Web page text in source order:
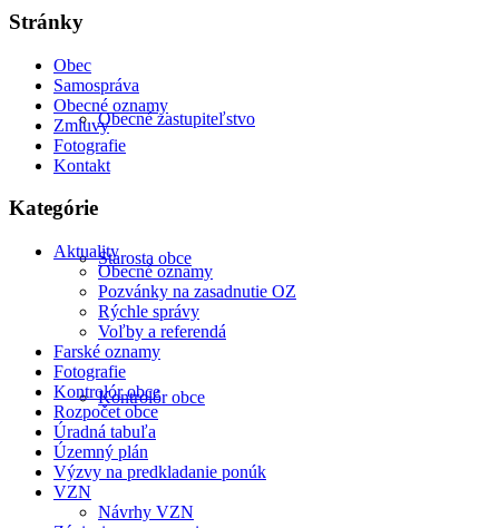
Obecné zastupiteľstvo
Starosta obce
Kontrolór obce
Stránky
Obec
Samospráva
Obecné oznamy
Zmluvy
Fotografie
Kontakt
Kategórie
Aktuality
Obecné oznamy
Pozvánky na zasadnutie OZ
Rýchle správy
Voľby a referendá
Farské oznamy
Fotografie
Kontrolór obce
Rozpočet obce
Úradná tabuľa
Územný plán
Výzvy na predkladanie ponúk
VZN
Návrhy VZN